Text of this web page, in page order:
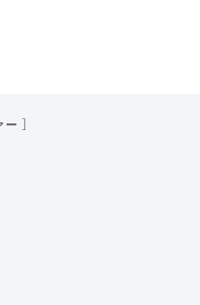
］